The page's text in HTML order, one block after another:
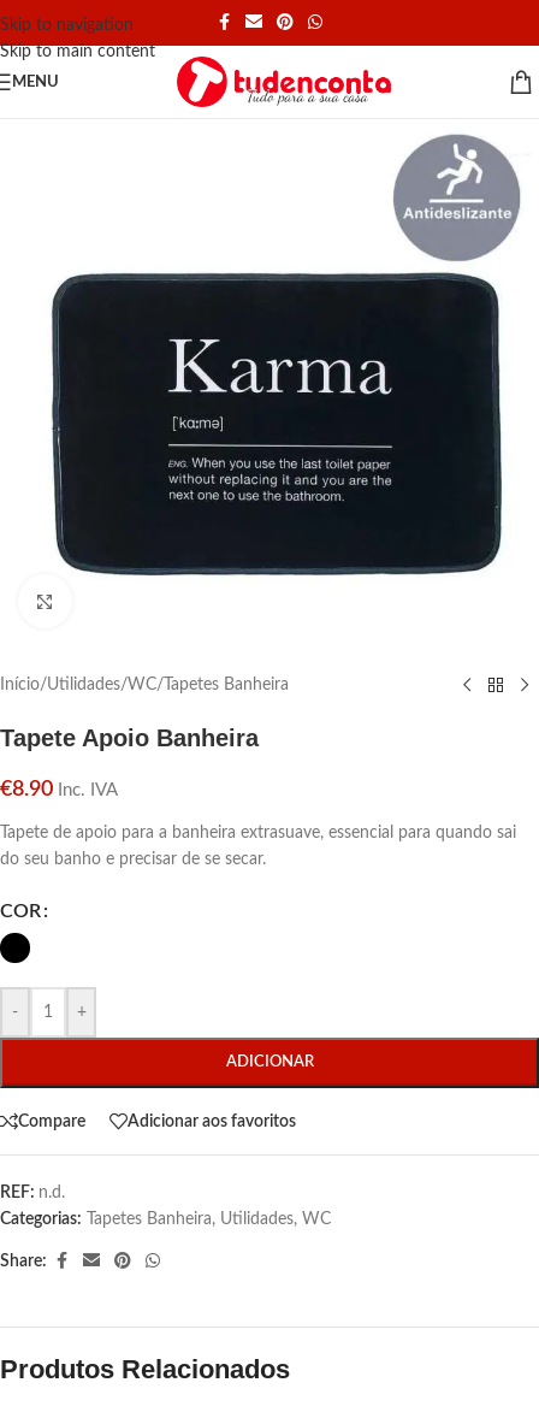
Skip to navigation
Skip to main content
MENU
Início/Utilidades/WC/ Tapetes Banheira
Tapete Apoio Banheira
€8.90 Inc. IVA
Tapete de apoio para a banheira extrasuave, essencial para quando sai
do seu banho e precisar de se secar.
COR
- +
ADICIONAR
Compare Adicionar aos favoritos
REF: n.d.
Categorias:
Tapetes Banheira, Utilidades, WC
Share:
Produtos Relacionados